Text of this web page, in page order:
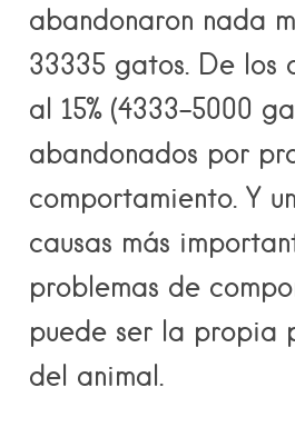
abandonaron nada
33335 gatos. De los
al 15% (4333-5000
abandonados por
comportamiento. Y
causas más
problemas de
puede ser la propia
del animal.